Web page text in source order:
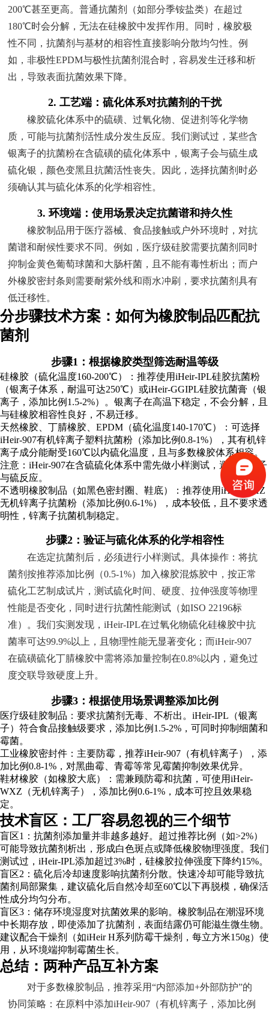
200℃甚至更高。普通抗菌剂（如部分季铵盐类）在超过
180℃时会分解，无法在硅橡胶中发挥作用。同时，橡胶极
性不同，抗菌剂与基材的相容性直接影响分散均匀性。例
如，非极性EPDM与极性抗菌剂混合时，容易发生迁移和析
出，导致表面抗菌效果下降。
2. 工艺端：硫化体系对抗菌剂的干扰
橡胶硫化体系中的硫磺、过氧化物、促进剂等化学物
质，可能与抗菌剂活性成分发生反应。我们测试过，某些含
银离子的抗菌粉在含硫磺的硫化体系中，银离子会与硫生成
硫化银，颜色变黑且抗菌活性丧失。因此，选择抗菌剂时必
须确认其与硫化体系的化学相容性。
3. 环境端：使用场景决定抗菌谱和持久性
橡胶制品用于医疗器械、食品接触或户外环境时，对抗
菌谱和耐候性要求不同。例如，医疗级硅胶需要抗菌剂同时
抑制金黄色葡萄球菌和大肠杆菌，且不能有毒性析出；而户
外橡胶密封条则需要耐紫外线和雨水冲刷，要求抗菌剂具有
低迁移性。
分步骤技术方案：如何为橡胶制品匹配抗
菌剂
步骤1：根据橡胶类型筛选耐温等级
硅橡胶（硫化温度160-200℃）：推荐使用iHeir-IPL硅胶抗菌粉
（银离子体系，耐温可达250℃）或iHeir-GGIPL硅胶抗菌膏（银
离子，添加比例1.5-2%）。银离子在高温下稳定，不会分解，且
与硅橡胶相容性良好，不易迁移。
天然橡胶、丁腈橡胶、EPDM（硫化温度140-170℃）：可选择
iHeir-907有机锌离子塑料抗菌粉（添加比例0.8-1%），其有机锌
离子成分能耐受160℃以内硫化温度，且与多数橡胶体系相容。
注意：iHeir-907在含硫硫化体系中需先做小样测试，避免锌离子
与硫反应。
不透明橡胶制品（如黑色密封圈、鞋底）：推荐使用iHeir-WXZ
无机锌离子抗菌粉（添加比例0.6-1%），成本较低，且不要求透
明性，锌离子抗菌机制稳定。
步骤2：验证与硫化体系的化学相容性
在选定抗菌剂后，必须进行小样测试。具体操作：将抗
菌剂按推荐添加比例（0.5-1%）加入橡胶混炼胶中，按正常
硫化工艺制成试片，测试硫化时间、硬度、拉伸强度等物理
性能是否变化，同时进行抗菌性能测试（如ISO 22196标
准）。我们实测发现，iHeir-IPL在过氧化物硫化硅橡胶中抗
菌率可达99.9%以上，且物理性能无显著变化；而iHeir-907
在硫磺硫化丁腈橡胶中需将添加量控制在0.8%以内，避免过
度交联导致硬度上升。
步骤3：根据使用场景调整添加比例
医疗级硅胶制品：要求抗菌剂无毒、不析出。iHeir-IPL（银离
子）符合食品接触级要求，添加比例1.5-2%，可同时抑制细菌和
霉菌。
工业橡胶密封件：主要防霉，推荐iHeir-907（有机锌离子），添
加比例0.8-1%，对黑曲霉、青霉等常见霉菌抑制效果优异。
鞋材橡胶（如橡胶大底）：需兼顾防霉和抗菌，可使用iHeir-
WXZ（无机锌离子），添加比例0.6-1%，成本可控且效果稳
定。
技术盲区：工厂容易忽视的三个细节
盲区1：抗菌剂添加量并非越多越好。超过推荐比例（如>2%）
可能导致抗菌剂析出，形成白色斑点或降低橡胶物理强度。我们
测试过，iHeir-IPL添加超过3%时，硅橡胶拉伸强度下降约15%。
盲区2：硫化后冷却速度影响抗菌剂分散。快速冷却可能导致抗
菌剂局部聚集，建议硫化后自然冷却至60℃以下再脱模，确保活
性成分均匀分布。
盲区3：储存环境湿度对抗菌效果的影响。橡胶制品在潮湿环境
中长期存放，即使添加了抗菌剂，表面结露仍可能滋生微生物。
建议配合干燥剂（如iHeir H系列防霉干燥剂，每立方米150g）使
用，从环境端抑制霉菌生长。
总结：两种产品互补方案
对于多数橡胶制品，推荐采用“内部添加+外部防护”的
协同策略：在原料中添加iHeir-907（有机锌离子，添加比例